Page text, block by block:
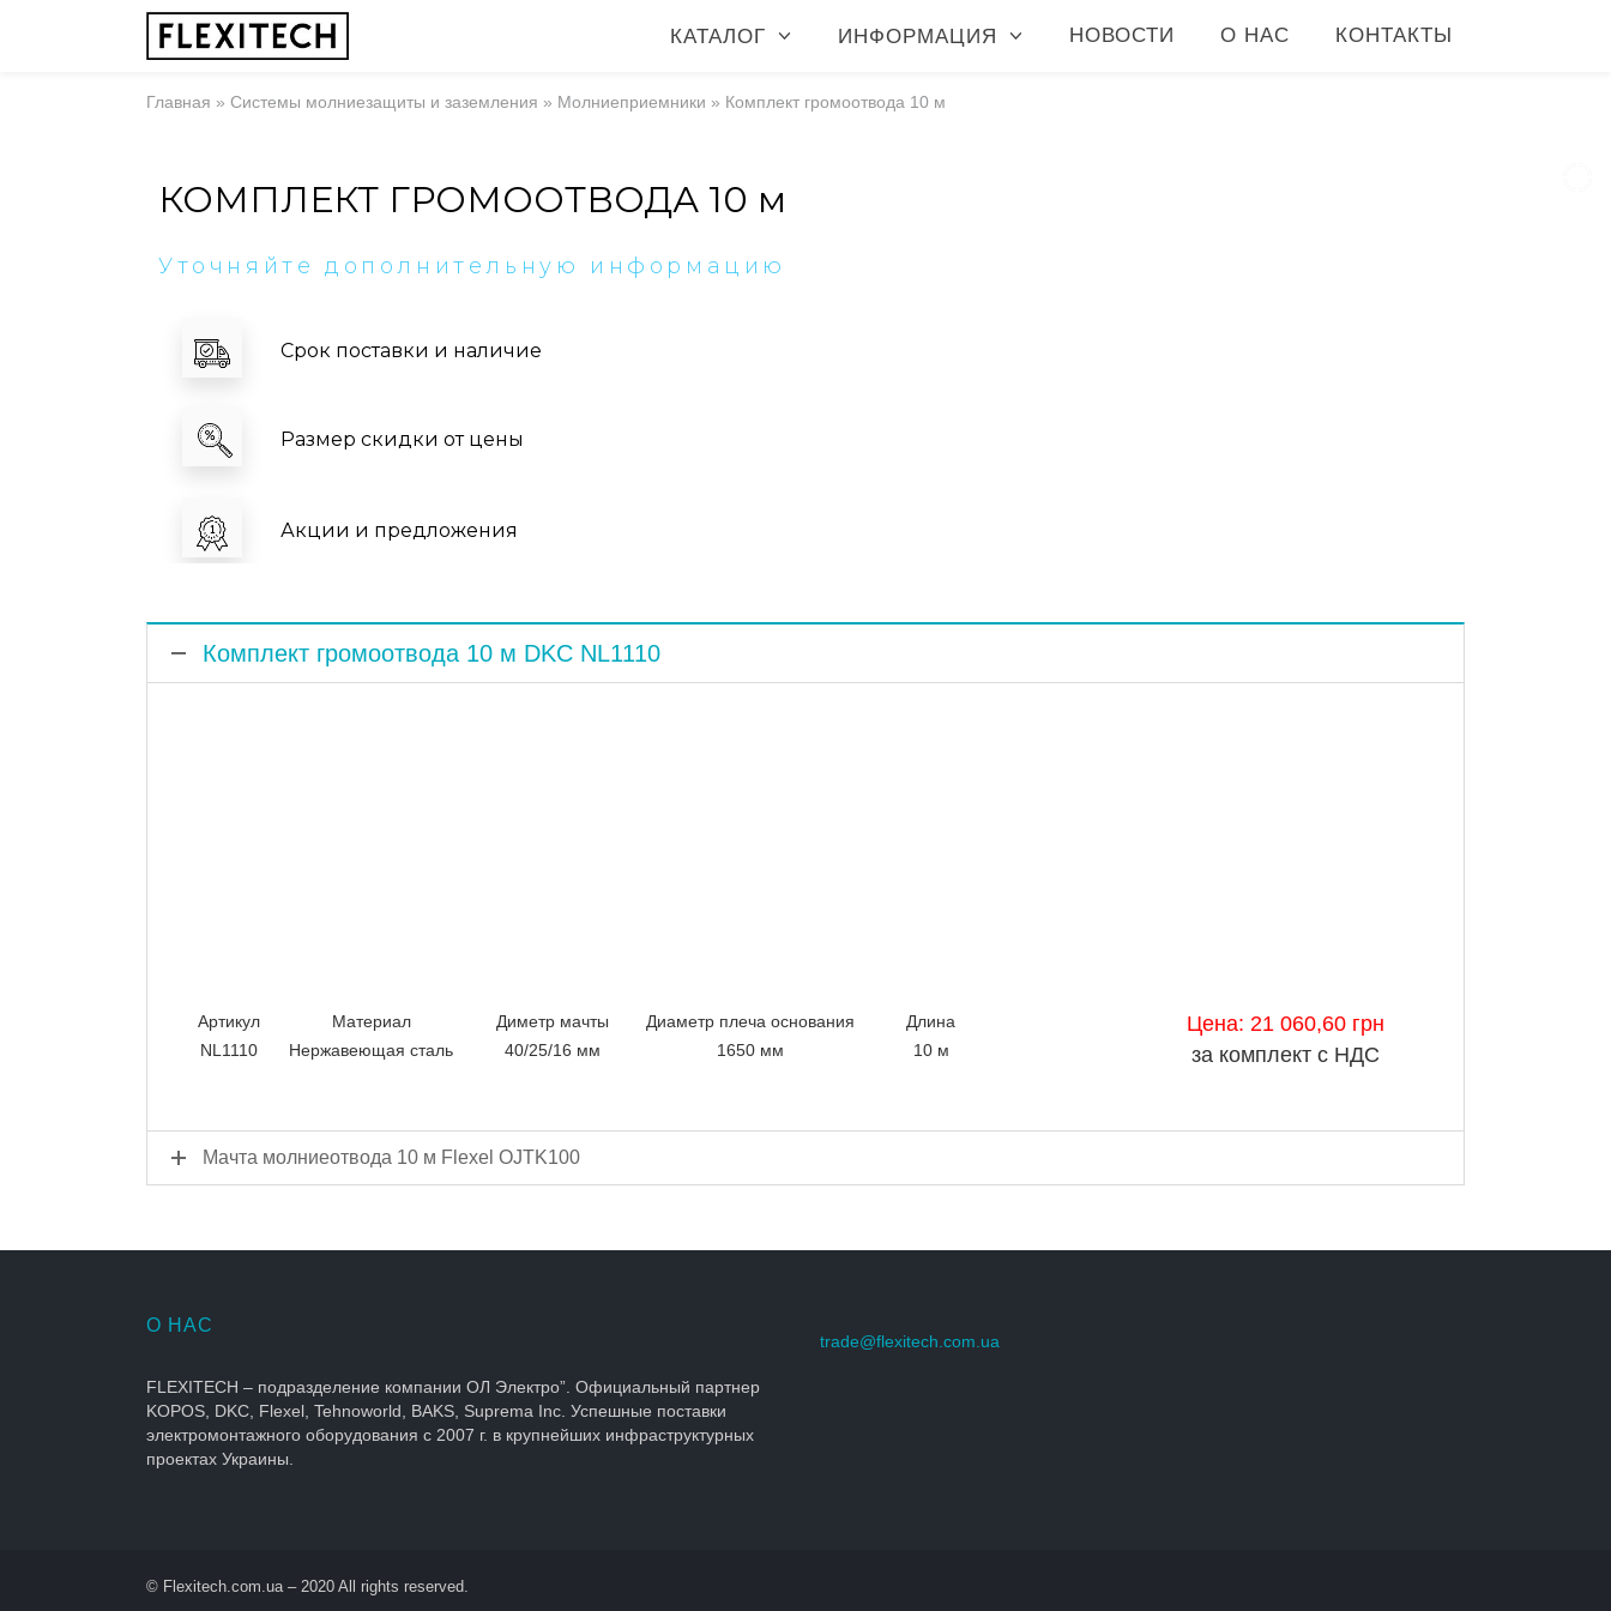
КАТАЛОГ ИНФОРМАЦИЯ НОВОСТИ О НАС КОНТАКТЫ
Главная » Системы молниезащиты и заземления » Молниеприемники » Комплект громоотвода 10 м
КОМПЛЕКТ ГРОМООТВОДА 10 м
Уточняйте дополнительную информацию
Срок поставки и наличие
Размер скидки от цены
Акции и предложения
Комплект громоотвода 10 м DKC NL1110
Артикул Материал Диметр мачты Диаметр плеча основания
Длина
NL1110
Нержавеющая сталь 40/25/16 мм 1650 мм 10 м
Цена: 21 060,60 грн
за комплект с НДС
Мачта молниеотвода 10 м Flexel OJTK100
О НАС
FLEXITECH – подразделение компании ОЛ Электро”. Официальный партнер
KOPOS, DKC, Flexel, Tehnoworld, BAKS, Suprema Inc. Успешные поставки
электромонтажного оборудования с 2007 г. в крупнейших инфраструктурных
проектах Украины.
trade@flexitech.com.ua
© Flexitech.com.ua – 2020 All rights reserved.